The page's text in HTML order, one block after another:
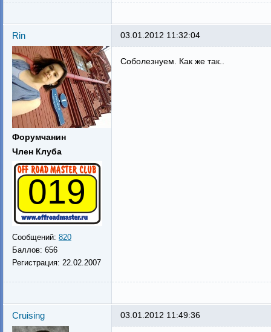
Rin
Форумчанин
Член Клуба
019
Сообщений: 820
Баллов: 656
Регистрация: 22.02.2007
03.01.2012 11:32:04
Соболезнуем. Как же так..
Cruising 03.01.2012 11:49:36